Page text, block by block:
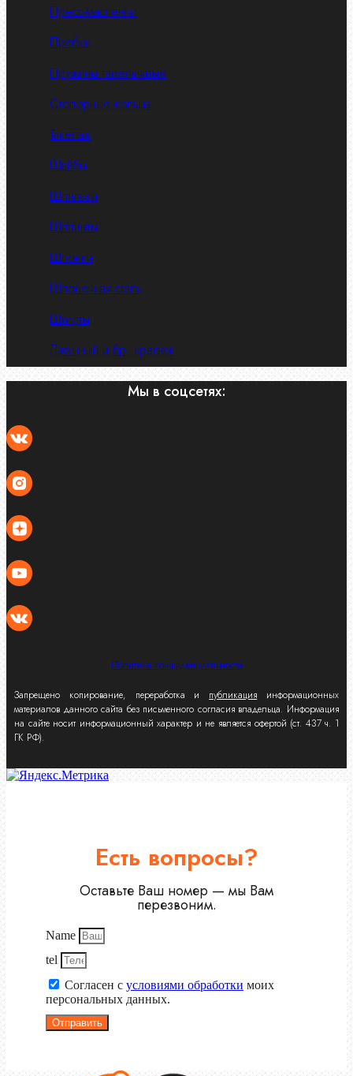
Пресс-масленки
Пробки
Пружины тарельчатые
Стопорные кольца
Такелаж
Шайбы
Шпильки
Шплинты
Шпонки
Шпоночная сталь
Штифты
Латунный и бр. крепеж
Мы в соцсетях:
Политика конфиденциальности
Запрещено копирование, переработка и публикация информационных
материалов данного сайта без письменного согласия владельца. Информация
на сайте носит информационный характер и не является офертой (ст. 437 ч. 1
ГК РФ).
Есть вопросы?
Оставьте Ваш номер — мы Вам
перезвоним.
Name
tel
Согласен с условиями обработки моих
персональных данных.
Отправить